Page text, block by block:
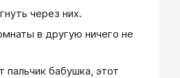
через них.
в другую ничего не
пальчик бабушка, этот